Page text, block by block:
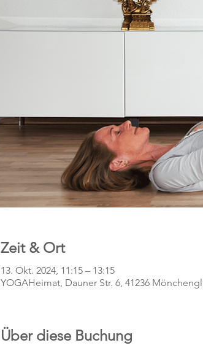
Zeit & Ort
13. Okt. 2024, 11:15 – 13:15
YOGAHeimat, Dauner Str. 6, 41236
Über diese Buchung